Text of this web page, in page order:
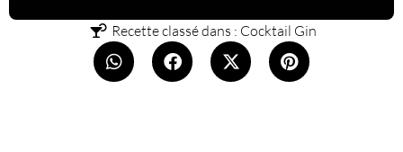
Recette classé dans : Cocktail Gin